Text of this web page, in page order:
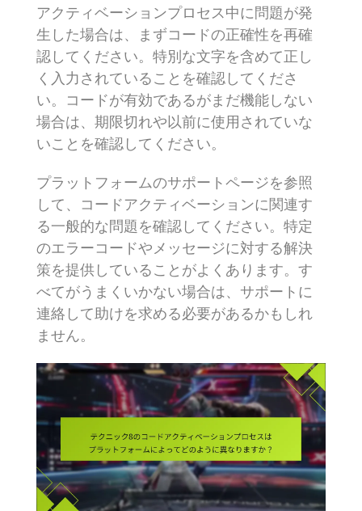
アクティベーションプロセス中に問題が発
生した場合は、まずコードの正確性を再確
認してください。特別な文字を含めて正し
く入力されていることを確認してくださ
い。コードが有効であるがまだ機能しない
場合は、期限切れや以前に使用されていな
いことを確認してください。
プラットフォームのサポートページを参照
して、コードアクティベーションに関連す
る一般的な問題を確認してください。特定
のエラーコードやメッセージに対する解決
策を提供していることがよくあります。す
べてがうまくいかない場合は、サポートに
連絡して助けを求める必要があるかもしれ
ません。